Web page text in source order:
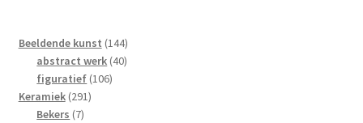
Beeldende kunst 144144
producten
abstract werk 4040
figuratief 106106
Keramiek 291291
Bekers 77